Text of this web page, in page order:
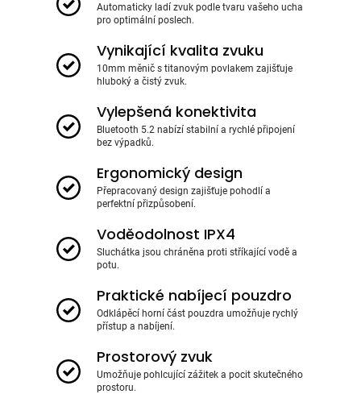
Automaticky ladí zvuk podle tvaru vašeho ucha
pro optimální poslech.
Vynikající kvalita zvuku
10mm měnič s titanovým povlakem zajišťuje
hluboký a čistý zvuk.
Vylepšená konektivita
Bluetooth 5.2 nabízí stabilní a rychlé připojení
bez výpadků.
Ergonomický design
Přepracovaný design zajišťuje pohodlí a
perfektní přizpůsobení.
Voděodolnost IPX4
Sluchátka jsou chráněna proti stříkající vodě a
potu.
Praktické nabíjecí pouzdro
Odklápěcí horní část pouzdra umožňuje rychlý
přístup a nabíjení.
Prostorový zvuk
Umožňuje pohlcující zážitek a pocit skutečného
prostoru.